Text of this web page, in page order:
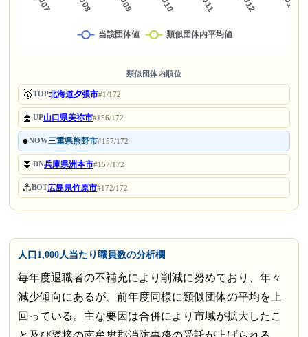
類似団体内順位
🥇TOP北海道夕張市#1/172
⏫UP山口県美祢市#156/172
●NOW三重県熊野市#157/172
⏬DN兵庫県洲本市#157/172
⚓BOT広島県竹原市#172/172
人口1,000人当たり職員数の分析欄
毎年度退職者の不補充により削減に努めており、年々
減少傾向にあるが、前年度同様に類似団体の平均を上
回っている。主な要因は合併により市域が拡大したこ